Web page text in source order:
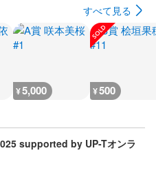
すべて見る
¥5,000 ¥500
supported by UP-Tオンラ